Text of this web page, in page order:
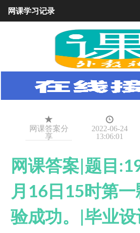
网课答案分
享
2022-06-24
13:06:01
网课答案|题目
月16日15时第
验成功。|毕业
网课学习记录